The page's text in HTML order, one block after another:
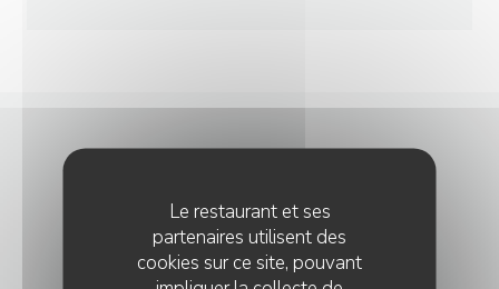
Le restaurant et ses
partenaires utilisent des
cookies sur ce site, pouvant
Vous désirez nous contacter ?
Remplissez le formulaire ci-dessous !